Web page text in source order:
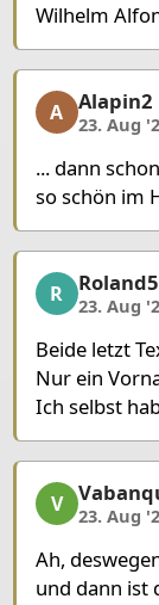
Wilhelm
Alapin2,
A Alapin2
23. Aug
... dann
so schön im
Roland54,
R 23. Aug
Beide letzt
Nur ein
Ich selbst
Vabanque,
V 23. Aug
Ah,
und dann ist